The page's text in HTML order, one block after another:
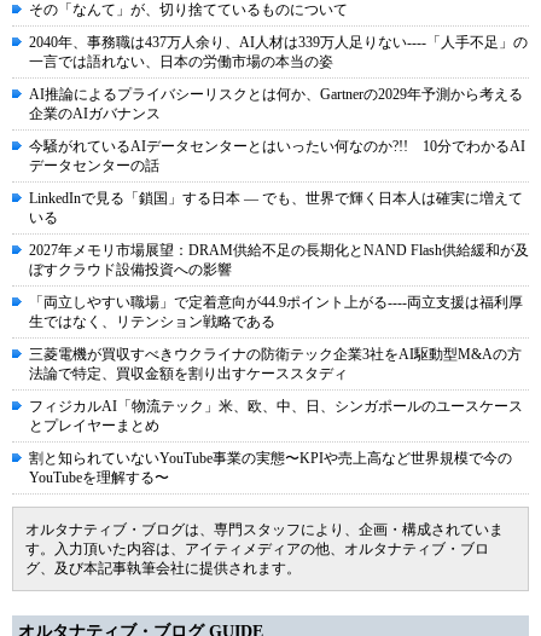
その「なんて」が、切り捨てているものについて
2040年、事務職は437万人余り、AI人材は339万人足りない----「人手不足」の
一言では語れない、日本の労働市場の本当の姿
AI推論によるプライバシーリスクとは何か、Gartnerの2029年予測から考える
企業のAIガバナンス
今騒がれているAIデータセンターとはいったい何なのか?!! 10分でわかるAI
データセンターの話
LinkedInで見る「鎖国」する日本 ― でも、世界で輝く日本人は確実に増えて
いる
2027年メモリ市場展望：DRAM供給不足の長期化とNAND Flash供給緩和が及
ぼすクラウド設備投資への影響
「両立しやすい職場」で定着意向が44.9ポイント上がる----両立支援は福利厚
生ではなく、リテンション戦略である
三菱電機が買収すべきウクライナの防衛テック企業3社をAI駆動型M&Aの方
法論で特定、買収金額を割り出すケーススタディ
フィジカルAI「物流テック」米、欧、中、日、シンガポールのユースケース
とプレイヤーまとめ
割と知られていないYouTube事業の実態〜KPIや売上高など世界規模で今の
YouTubeを理解する〜
オルタナティブ・ブログは、専門スタッフにより、企画・構成されていま
す。入力頂いた内容は、アイティメディアの他、オルタナティブ・ブロ
グ、及び本記事執筆会社に提供されます。
オルタナティブ・ブログ GUIDE